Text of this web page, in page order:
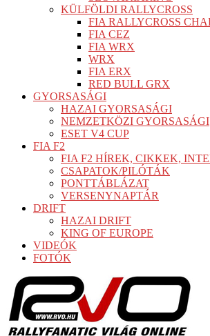
KÜLFÖLDI RALLYCROSS
FIA RALLYCROSS
FIA CEZ
FIA WRX
WRX
FIA ERX
RED BULL GRX
GYORSASÁGI
HAZAI GYORSASÁGI
NEMZETKÖZI GYORSASÁGI
ESET V4 CUP
FIA F2
FIA F2 HÍREK, CIKKEK,
CSAPATOK/PILÓTÁK
PONTTÁBLÁZAT
VERSENYNAPTÁR
DRIFT
HAZAI DRIFT
KING OF EUROPE
VIDEÓK
FOTÓK